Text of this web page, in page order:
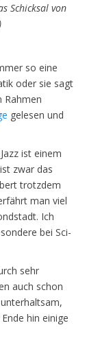
Schicksal von
so eine
oder sie sagt
Rahmen
gelesen und
ist einem
zwar das
trotzdem
man viel
Ich
bei Sci-
sehr
auch schon
hin einige